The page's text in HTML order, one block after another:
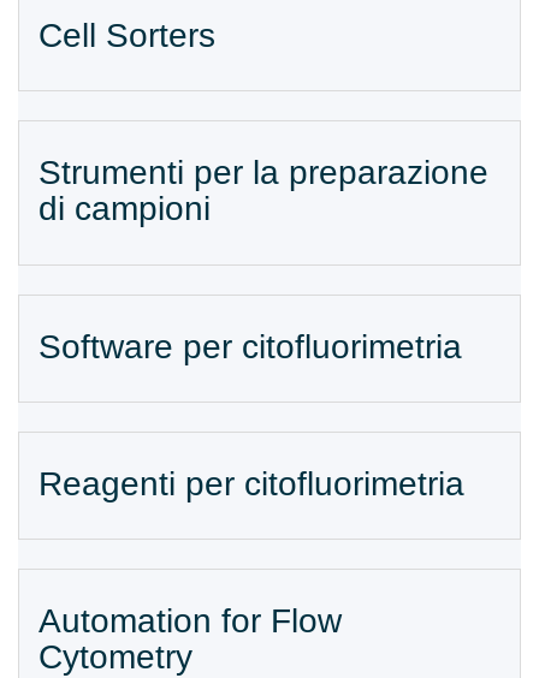
Cell Sorters
Strumenti per la preparazione
di campioni
Software per citofluorimetria
Reagenti per citofluorimetria
Automation for Flow
Cytometry